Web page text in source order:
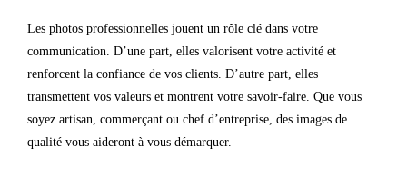
Les photos professionnelles jouent un rôle clé dans votre
communication. D’une part, elles valorisent votre activité et
renforcent la confiance de vos clients. D’autre part, elles
transmettent vos valeurs et montrent votre savoir-faire. Que vous
soyez artisan, commerçant ou chef d’entreprise, des images de
qualité vous aideront à vous démarquer.